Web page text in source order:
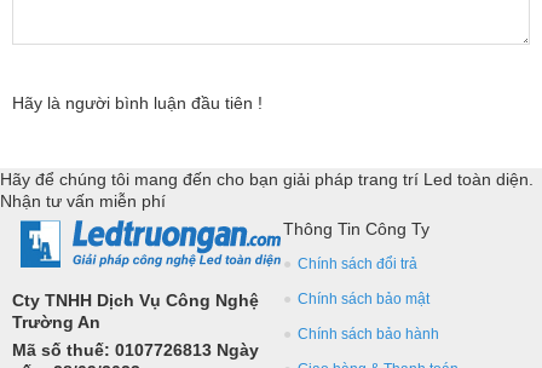
Hãy là người bình luận đầu tiên !
Hãy để chúng tôi mang đến cho bạn giải pháp trang trí Led toàn diện.
Nhận tư vấn miễn phí
Cty TNHH Dịch Vụ Công Nghệ
Trường An
Mã số thuế: 0107726813 Ngày
Thông Tin Công Ty
Chính sách đổi trả
Chính sách bảo mật
Chính sách bảo hành